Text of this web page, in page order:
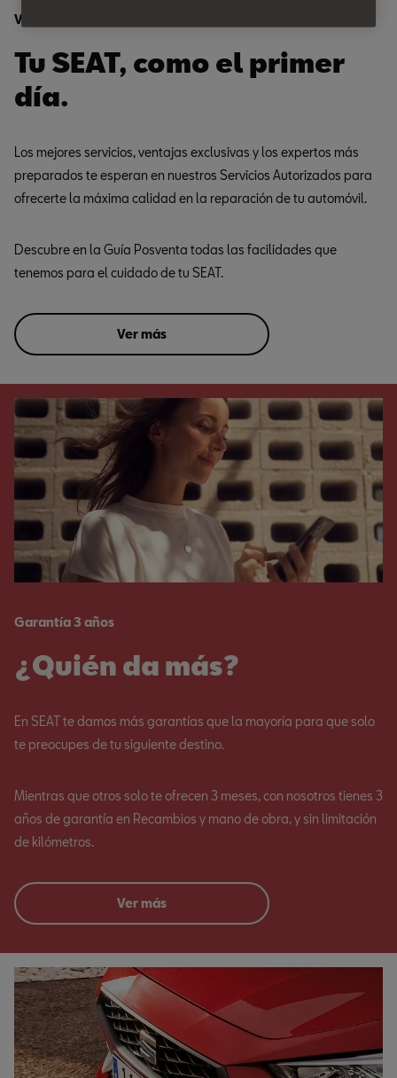
Ventajas
Tu SEAT, como el primer
día.
Los mejores servicios, ventajas exclusivas y los expertos más
preparados te esperan en nuestros Servicios Autorizados para
ofrecerte la máxima calidad en la reparación de tu automóvil.
Descubre en la Guía Posventa todas las facilidades que
tenemos para el cuidado de tu SEAT.
Ver más
Garantía 3 años
¿Quién da más?
En SEAT te damos más garantías que la mayoría para que solo
te preocupes de tu siguiente destino.
Mientras que otros solo te ofrecen 3 meses, con nosotros tienes 3
años de garantía en Recambios y mano de obra, y sin limitación
de kilómetros.
Ver más